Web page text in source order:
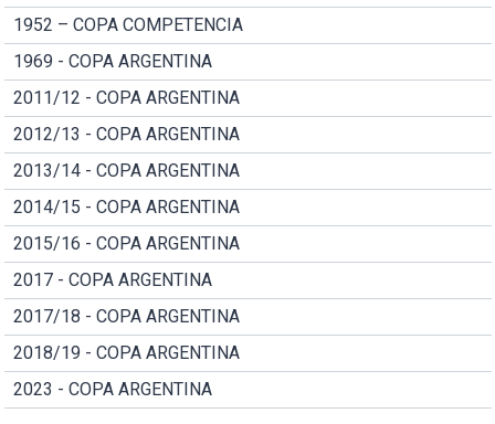
1952 – COPA COMPETENCIA
1969 - COPA ARGENTINA
2011/12 - COPA ARGENTINA
2012/13 - COPA ARGENTINA
2013/14 - COPA ARGENTINA
2014/15 - COPA ARGENTINA
2015/16 - COPA ARGENTINA
2017 - COPA ARGENTINA
2017/18 - COPA ARGENTINA
2018/19 - COPA ARGENTINA
2023 - COPA ARGENTINA